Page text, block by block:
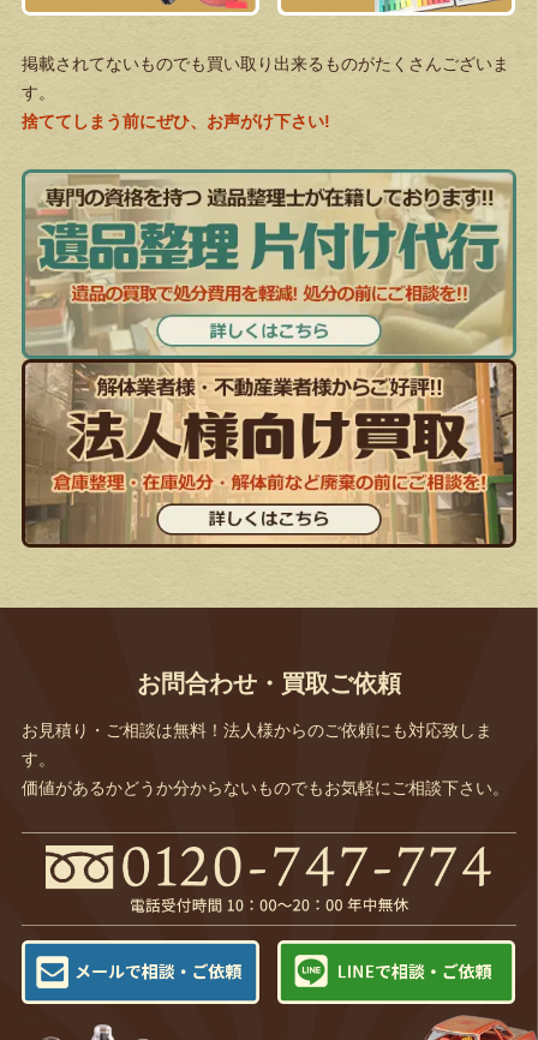
掲載されてないものでも買い取り出来るものがたくさんございま
す。
捨ててしまう前にぜひ、お声がけ下さい!
お問合わせ・買取ご依頼
お見積り・ご相談は無料！法人様からのご依頼にも対応致しま
す。
価値があるかどうか分からないものでもお気軽にご相談下さい。